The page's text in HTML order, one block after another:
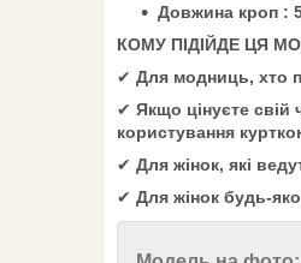
Довжина кроп :
КОМУ ПІДІЙДЕ ЦЯ
✔ Для модниць, хто
✔ Якщо цінуєте свій
користування
✔ Для жінок, які
✔ Для жінок будь-